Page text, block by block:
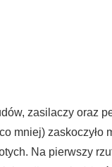
zasilaczy oraz
mniej) zaskoczyło
Na pierwszy